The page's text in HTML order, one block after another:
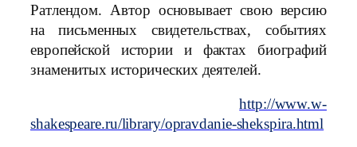
Ратлендом. Автор основывает свою версию
на письменных свидетельствах, событиях
европейской истории и фактах биографий
знаменитых исторических деятелей.
http://www.w-
shakespeare.ru/library/opravdanie-shekspira.html